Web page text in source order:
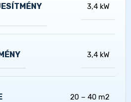
3,4 kW
3,4 kW
20 – 40 m2